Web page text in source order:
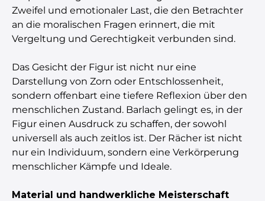
Zweifel und emotionaler Last, die den Betrachter
an die moralischen Fragen erinnert, die mit
Vergeltung und Gerechtigkeit verbunden sind.
Das Gesicht der Figur ist nicht nur eine
Darstellung von Zorn oder Entschlossenheit,
sondern offenbart eine tiefere Reflexion über den
menschlichen Zustand. Barlach gelingt es, in der
Figur einen Ausdruck zu schaffen, der sowohl
universell als auch zeitlos ist. Der Rächer ist nicht
nur ein Individuum, sondern eine Verkörperung
menschlicher Kämpfe und Ideale.
Material und handwerkliche Meisterschaft